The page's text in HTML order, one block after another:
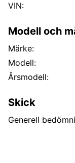
VIN:
Modell och
Märke:
Modell:
Årsmodell:
Skick
Generell